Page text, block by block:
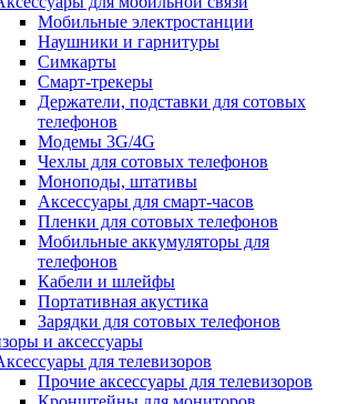
Мобильные электростанции
Наушники и гарнитуры
Симкарты
Смарт-трекеры
Держатели, подставки для сотовых
телефонов
Модемы 3G/4G
Чехлы для сотовых телефонов
Моноподы, штативы
Аксессуары для смарт-часов
Пленки для сотовых телефонов
Мобильные аккумуляторы для
телефонов
Кабели и шлейфы
Портативная акустика
Зарядки для сотовых телефонов
и аксессуары
для телевизоров
Прочие аксессуары для телевизоров